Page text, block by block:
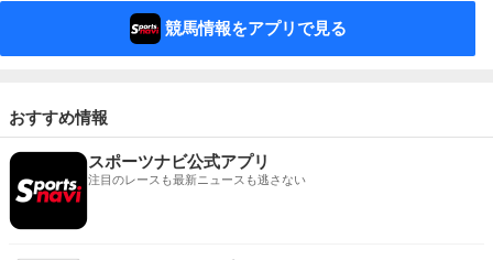
競馬情報をアプリで見る
おすすめ情報
スポーツナビ公式アプリ
注目のレースも最新ニュースも逃さない